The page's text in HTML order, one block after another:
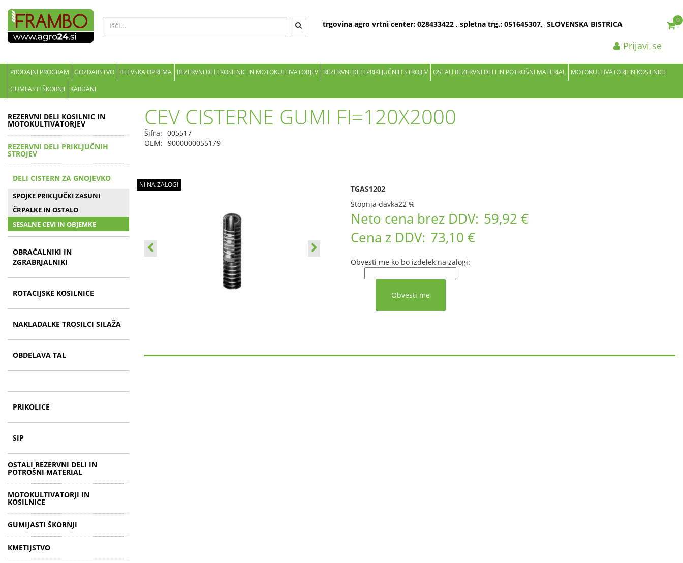
trgovina agro vrtni center: 028433422 , spletna trg.: 051645307, SLOVENSKA BISTRICA 0
Prijavi se
PRODAJNI PROGRAM GOZDARSTVO HLEVSKA OPREMA REZERVNI DELI KOSILNIC IN MOTOKULTIVATORJEV REZERVNI DELI PRIKLJUČNIH STROJEV OSTALI REZERVNI DELI IN POTROŠNI MATERIAL
MOTOKULTIVATORJI IN KOSILNICE
GUMIJASTI ŠKORNJI
KARDANI
REZERVNI DELI KOSILNIC IN
MOTOKULTIVATORJEV
REZERVNI DELI PRIKLJUČNIH
STROJEV
DELI CISTERN ZA GNOJEVKO
SPOJKE PRIKLJUČKI ZASUNI
ČRPALKE IN OSTALO
SESALNE CEVI IN OBJEMKE
OBRAČALNIKI IN
ZGRABRJALNIKI
ROTACIJSKE KOSILNICE
NAKLADALKE TROSILCI SILAŽA
OBDELAVA TAL
PRIKOLICE
SIP
OSTALI REZERVNI DELI IN
POTROŠNI MATERIAL
MOTOKULTIVATORJI IN
KOSILNICE
GUMIJASTI ŠKORNJI
KMETIJSTVO
CEV CISTERNE GUMI FI=120X2000
Šifra: 005517
OEM: 9000000055179
NI NA ZALOGI
TGAS1202
Stopnja davka22 %
Neto cena brez DDV: 59,92 €
Cena z DDV: 73,10 €
Obvesti me ko bo izdelek na zalogi: